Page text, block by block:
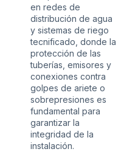
en redes de
distribución de agua
y sistemas de riego
tecnificado, donde la
protección de las
tuberías, emisores y
conexiones contra
golpes de ariete o
sobrepresiones es
fundamental para
garantizar la
integridad de la
instalación.